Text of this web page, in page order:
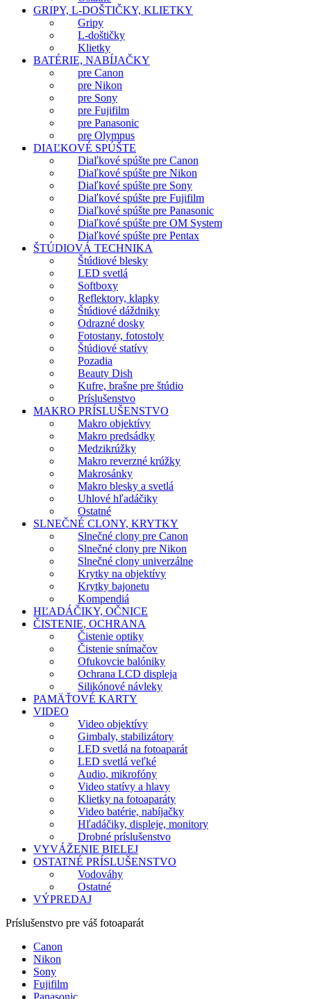
GRIPY, L-DOŠTIČKY, KLIETKY
Gripy
L-doštičky
Klietky
BATÉRIE, NABÍJAČKY
pre Canon
pre Nikon
pre Sony
pre Fujifilm
pre Panasonic
pre Olympus
DIAĽKOVÉ SPÚŠTE
Diaľkové spúšte pre Canon
Diaľkové spúšte pre Nikon
Diaľkové spúšte pre Sony
Diaľkové spúšte pre Fujifilm
Diaľkové spúšte pre Panasonic
Diaľkové spúšte pre OM System
Diaľkové spúšte pre Pentax
ŠTÚDIOVÁ TECHNIKA
Štúdiové blesky
LED svetlá
Softboxy
Reflektory, klapky
Štúdiové dáždniky
Odrazné dosky
Fotostany, fotostoly
Štúdiové statívy
Pozadia
Beauty Dish
Kufre, brašne pre štúdio
Príslušenstvo
MAKRO PRÍSLUŠENSTVO
Makro objektívy
Makro predsádky
Medzikrúžky
Makro reverzné krúžky
Makrosánky
Makro blesky a svetlá
Uhlové hľadáčiky
Ostatné
SLNEČNÉ CLONY, KRYTKY
Slnečné clony pre Canon
Slnečné clony pre Nikon
Slnečné clony univerzálne
Krytky na objektívy
Krytky bajonetu
Kompendiá
HĽADÁČIKY, OČNICE
ČISTENIE, OCHRANA
Čistenie optiky
Čistenie snímačov
Ofukovcie balóniky
Ochrana LCD displeja
Silikónové návleky
PAMÄŤOVÉ KARTY
VIDEO
Video objektívy
Gimbaly, stabilizátory
LED svetlá na fotoaparát
LED svetlá veľké
Audio, mikrofóny
Video statívy a hlavy
Klietky na fotoaparáty
Video batérie, nabíjačky
Hľadáčiky, displeje, monitory
Drobné príslušenstvo
VYVÁŽENIE BIELEJ
OSTATNÉ PRÍSLUŠENSTVO
Vodováhy
Ostatné
VÝPREDAJ
Príslušenstvo pre váš fotoaparát
Canon
Nikon
Sony
Fujifilm
Panasonic